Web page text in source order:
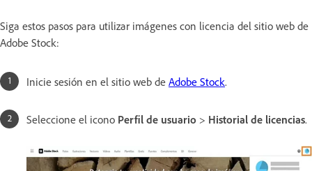
Siga estos pasos para utilizar imágenes con licencia del sitio web de
Adobe Stock:
Inicie sesión en el sitio web de Adobe Stock.
Seleccione el icono Perfil de usuario > Historial de licencias.